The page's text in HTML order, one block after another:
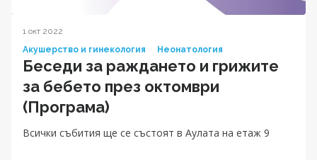
1 окт 2022
Акушерство и гинекология
Неонатология
Беседи за раждането и грижите
за бебетo през октомври
(Програма)
Всички събития ще се състоят в Аулата на етаж 9